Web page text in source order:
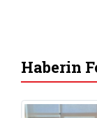
Haberin